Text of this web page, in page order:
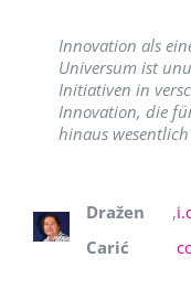
Innovation als
Universum ist
Initiativen in
Innovation, die
hinaus
Dražen
Carić
,